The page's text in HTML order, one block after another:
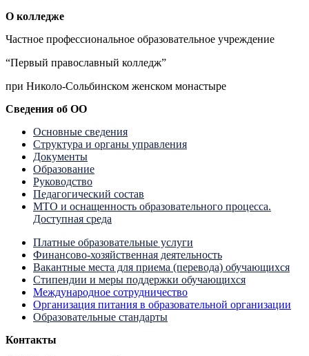
О колледже
Частное профессиональное образовательное учреждение
“Первый православный колледж”
при Николо-Сольбинском женском монастыре
Сведения об ОО
Основные сведения
Структура и органы управления
Документы
Образование
Руководство
Педагогический состав
МТО и оснащенность образовательного процесса.
Доступная среда
Платные образовательные услуги
Финансово-хозяйственная деятельность
Вакантные места для приема (перевода) обучающихся
Стипендии и меры поддержки обучающихся
Международное сотрудничество
Организация питания в образовательной организации
Образовательные стандарты
Контакты